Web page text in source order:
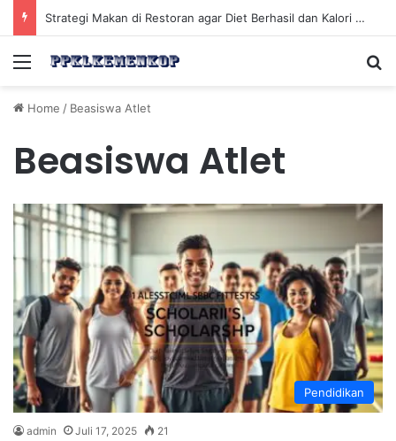
Strategi Makan di Restoran agar Diet Berhasil dan Kalori Tetap Terkontrol
Menu
Home / Beasiswa Atlet
Beasiswa Atlet
Pendidikan
admin Juli 17, 2025 21